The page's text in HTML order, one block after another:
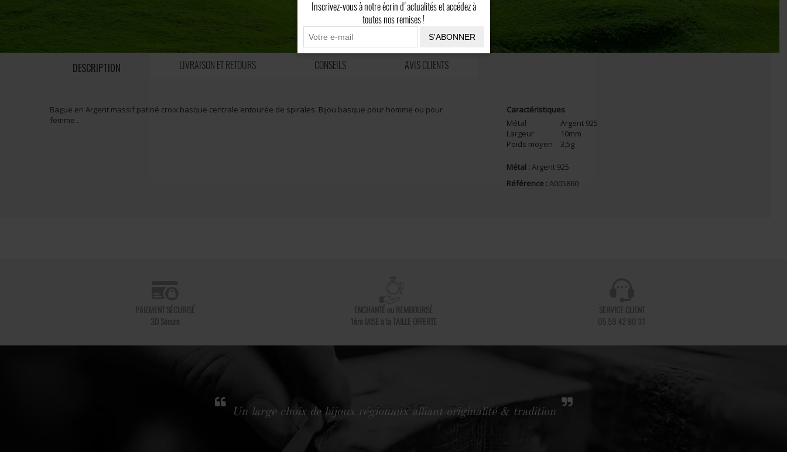
DESCRIPTION LIVRAISON ET RETOURS CONSEILS AVIS CLIENTS
Bague en Argent massif patiné croix basque centrale entourée de spirales. Bijou basque pour homme ou pour
femme .
Caractéristiques
Métal
Argent 925
Largeur
10mm
Poids moyen
3,5g
Métal :Argent 925
Référence :A005860
PAIEMENT SÉCURISÉ
3D Sécure
ENCHANTÉ ou REMBOURSÉ
1ère MISE à la TAILLE OFFERTE
SERVICE CLIENT
05 59 42 80 31
Un large choix de bijoux régionaux alliant originalité & tradition
Inscrivez-vous à notre écrin d'actualités et accédez à
toutes nos remises !
S'ABONNER